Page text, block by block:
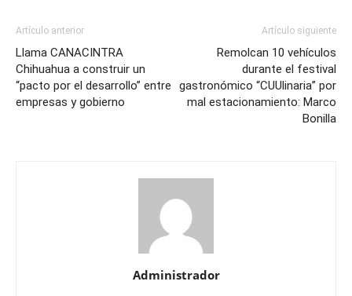
Artículo anterior
Llama CANACINTRA
Chihuahua a construir un
“pacto por el desarrollo” entre
empresas y gobierno
Artículo siguiente
Remolcan 10 vehículos
durante el festival
gastronómico “CUUlinaria” por
mal estacionamiento: Marco
Bonilla
Administrador